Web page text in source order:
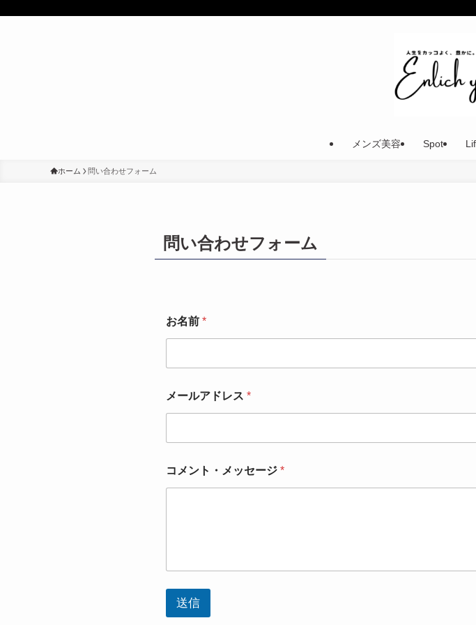
メンズ美容 Spot
ホーム 問い合わせフォーム
問い合わせフォーム
お名前 *
メールアドレス *
コメント・メッセージ *
送信